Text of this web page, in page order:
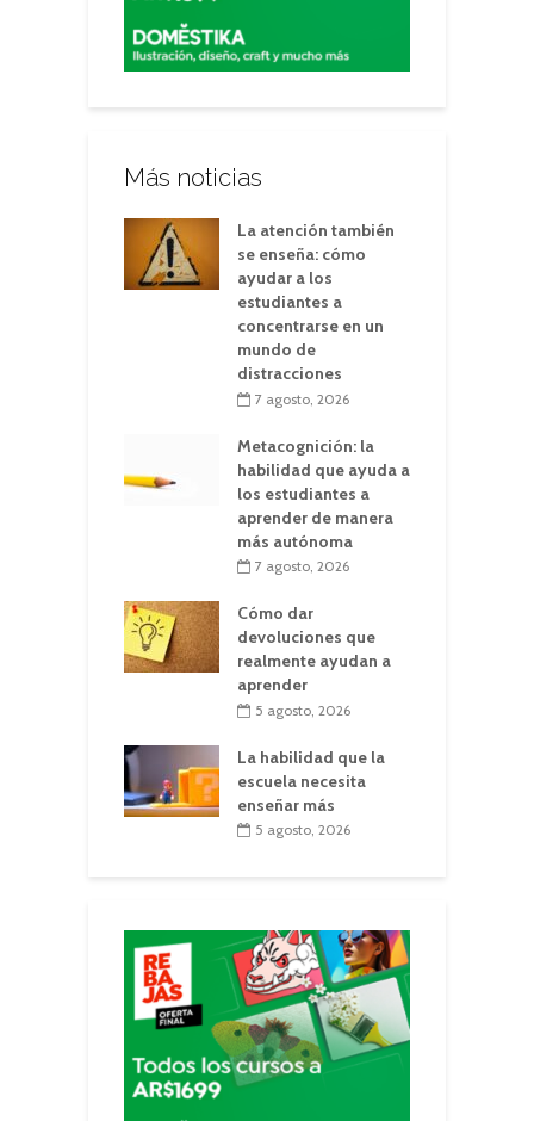
Más noticias
La atención también
se enseña: cómo
ayudar a los
estudiantes a
concentrarse en un
mundo de
distracciones
7 agosto, 2026
Metacognición: la
habilidad que ayuda a
los estudiantes a
aprender de manera
más autónoma
7 agosto, 2026
Cómo dar
devoluciones que
realmente ayudan a
aprender
5 agosto, 2026
La habilidad que la
escuela necesita
enseñar más
5 agosto, 2026